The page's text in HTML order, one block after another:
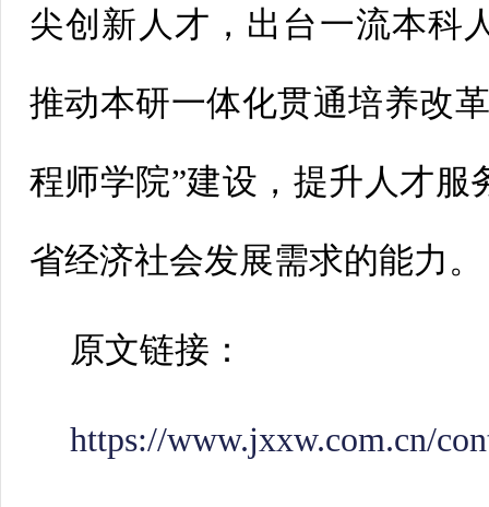
尖创新人才，出台一流本科
推动本研一体化贯通培养改
程师学院”建设，提升人才服
省经济社会发展需求的能力。
原文链接：
https://www.jxxw.com.cn/